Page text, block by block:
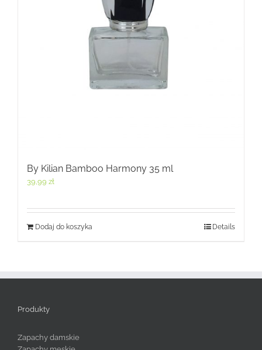
By Kilian Bamboo Harmony 35 ml
39,99 zł
Dodaj do koszyka Details
Produkty
Zapachy damskie